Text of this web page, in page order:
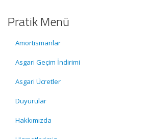
Pratik Menü
Amortismanlar
Asgari Geçim İndirimi
Asgari Ücretler
Duyurular
Hakkımızda